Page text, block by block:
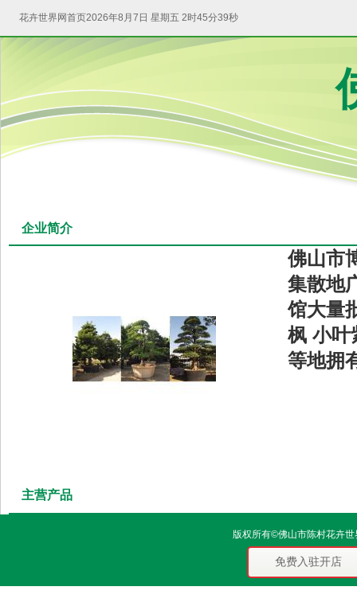
花卉世界网首页2026年8月7日 星期五 2时45分39秒
企业简介
佛山市
集散地
馆大量
枫 小叶
等地拥
主营产品
版权所有©佛山市陈村花卉
免费入驻开店